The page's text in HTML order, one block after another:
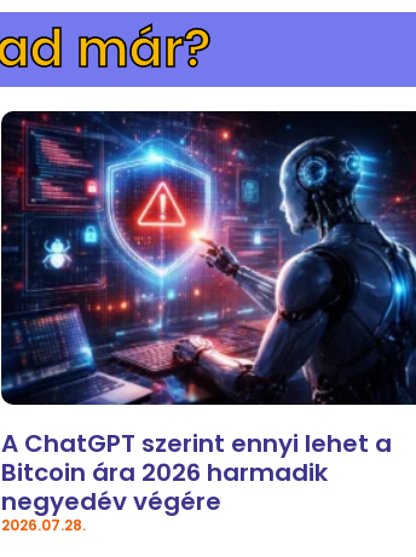
már?
A ChatGPT szerint ennyi lehet a
Bitcoin ára 2026 harmadik
negyedév végére
2026.07.28.